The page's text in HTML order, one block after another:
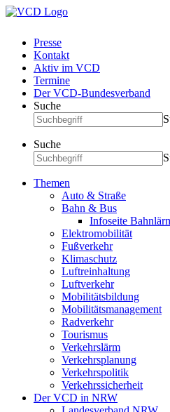
Presse
Kontakt
Aktiv im VCD
Termine
Der VCD-Bundesverband
Suche
Suche
Themen
Auto & Straße
Bahn & Bus
Infoseite
Elektromobilität
Fußverkehr
Klimaschutz
Luftreinhaltung
Luftverkehr
Mobilitätsbildung
Mobilitätsmanagement
Radverkehr
Tourismus
Verkehrslärm
Verkehrsplanung
Verkehrspolitik
Verkehrssicherheit
Der VCD in NRW